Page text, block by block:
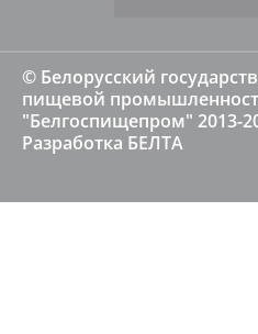
© Белорусский
пищевой
"Белгоспищепром" 2013-
Разработка БЕЛТА